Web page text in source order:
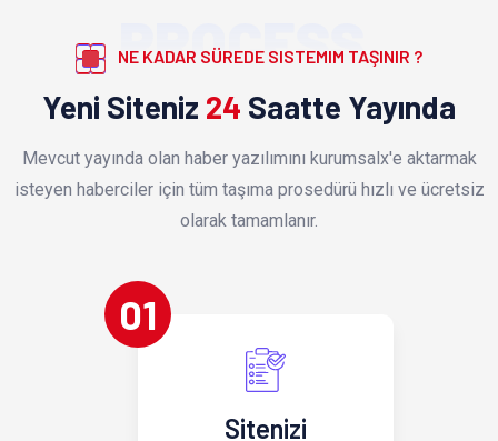
PROCESS
NE KADAR SÜREDE SISTEMIM TAŞINIR ?
Yeni Siteniz 24 Saatte Yayında
Mevcut yayında olan haber yazılımını kurumsalx'e aktarmak
isteyen haberciler için tüm taşıma prosedürü hızlı ve ücretsiz
olarak tamamlanır.
01
Sitenizi